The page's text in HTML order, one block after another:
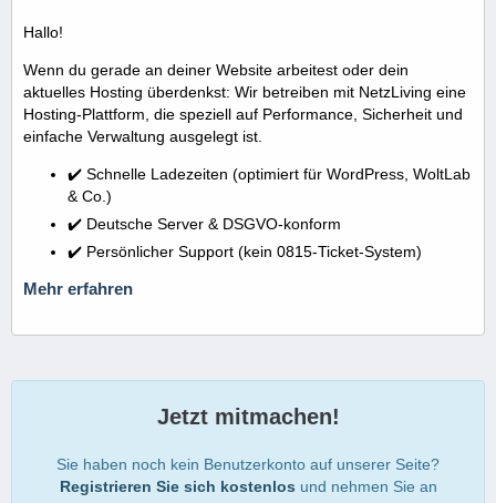
Hallo!
Wenn du gerade an deiner Website arbeitest oder dein
aktuelles Hosting überdenkst: Wir betreiben mit NetzLiving eine
Hosting-Plattform, die speziell auf Performance, Sicherheit und
einfache Verwaltung ausgelegt ist.
✔️ Schnelle Ladezeiten (optimiert für WordPress, WoltLab
& Co.)
✔️ Deutsche Server & DSGVO-konform
✔️ Persönlicher Support (kein 0815-Ticket-System)
Mehr erfahren
Jetzt mitmachen!
Sie haben noch kein Benutzerkonto auf unserer Seite?
Registrieren Sie sich kostenlos und nehmen Sie an